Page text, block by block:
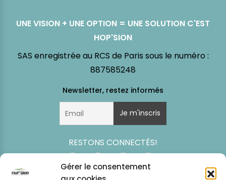
Gérer le consentement
UNE VISION + UNE OPTION = UNE SOLUTION C'EST
HOP'SION
SAS enregistrée au RCS de Paris sous le numéro :
887585248
RESTONS CONNECTÉS!